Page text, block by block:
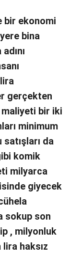
bir ekonomi
bina
gerçekten
bir iki
minimum
da
komik
milyarca
giyecek
sokup son
, milyonluk
haksız